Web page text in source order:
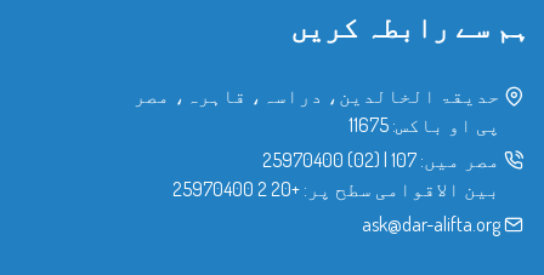
ہم سے رابطہ کریں
حدیقۃ الخالدین، دراسہ، قاہرہ، مصر
پی او باکس: 11675
مصر میں: 107
|
(02) 25970400
بین الاقوامی سطح پر: +20 2 25970400
ask@dar-alifta.org